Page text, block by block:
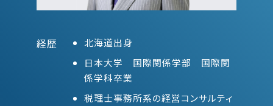
経歴
北海道出身
日本大学 国際関係学部 国際関
係学科卒業
税理士事務所系の経営コンサルティ